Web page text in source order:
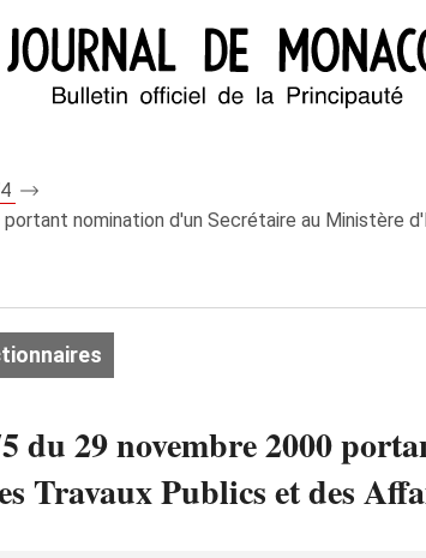
nomination d'un Secrétaire au Ministère
du 29 novembre 2000
Travaux Publics et des